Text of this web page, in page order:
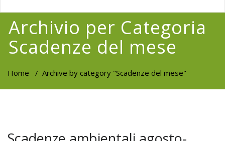
Archivio per Categoria
Scadenze del mese
Home / Archive by category "Scadenze del mese"